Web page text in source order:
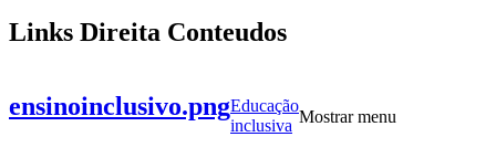
Links Direita Conteudos
ensinoinclusivo.pngEducação
inclusiva Mostrar menu